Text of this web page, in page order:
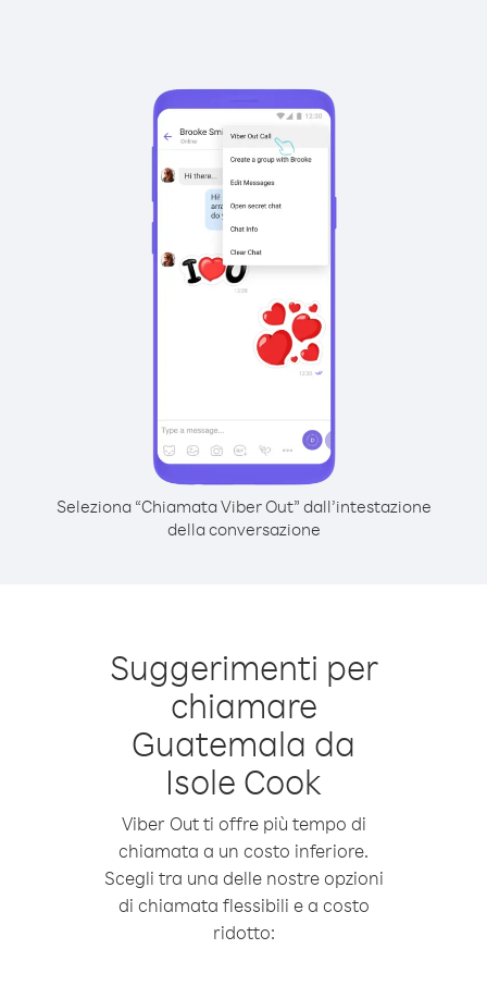
Seleziona “Chiamata Viber Out” dall’intestazione
della conversazione
Suggerimenti per
chiamare
Guatemala da
Isole Cook
Viber Out ti offre più tempo di
chiamata a un costo inferiore.
Scegli tra una delle nostre opzioni
di chiamata flessibili e a costo
ridotto: